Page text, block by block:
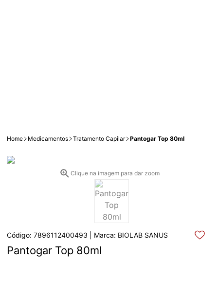
Home Medicamentos Tratamento Capilar Pantogar Top 80ml
Clique na imagem para dar zoom
Código: 7896112400493 | Marca: BIOLAB SANUS
Pantogar Top 80ml